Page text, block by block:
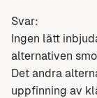
Svar:
Ingen lätt
alternativen
Det andra
uppfinning av